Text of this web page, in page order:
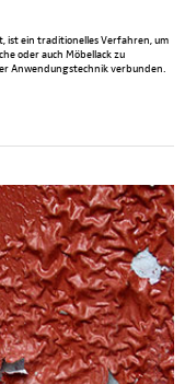
ist ein traditionelles Verfahren, um
oder auch Möbellack zu
Anwendungstechnik verbunden.